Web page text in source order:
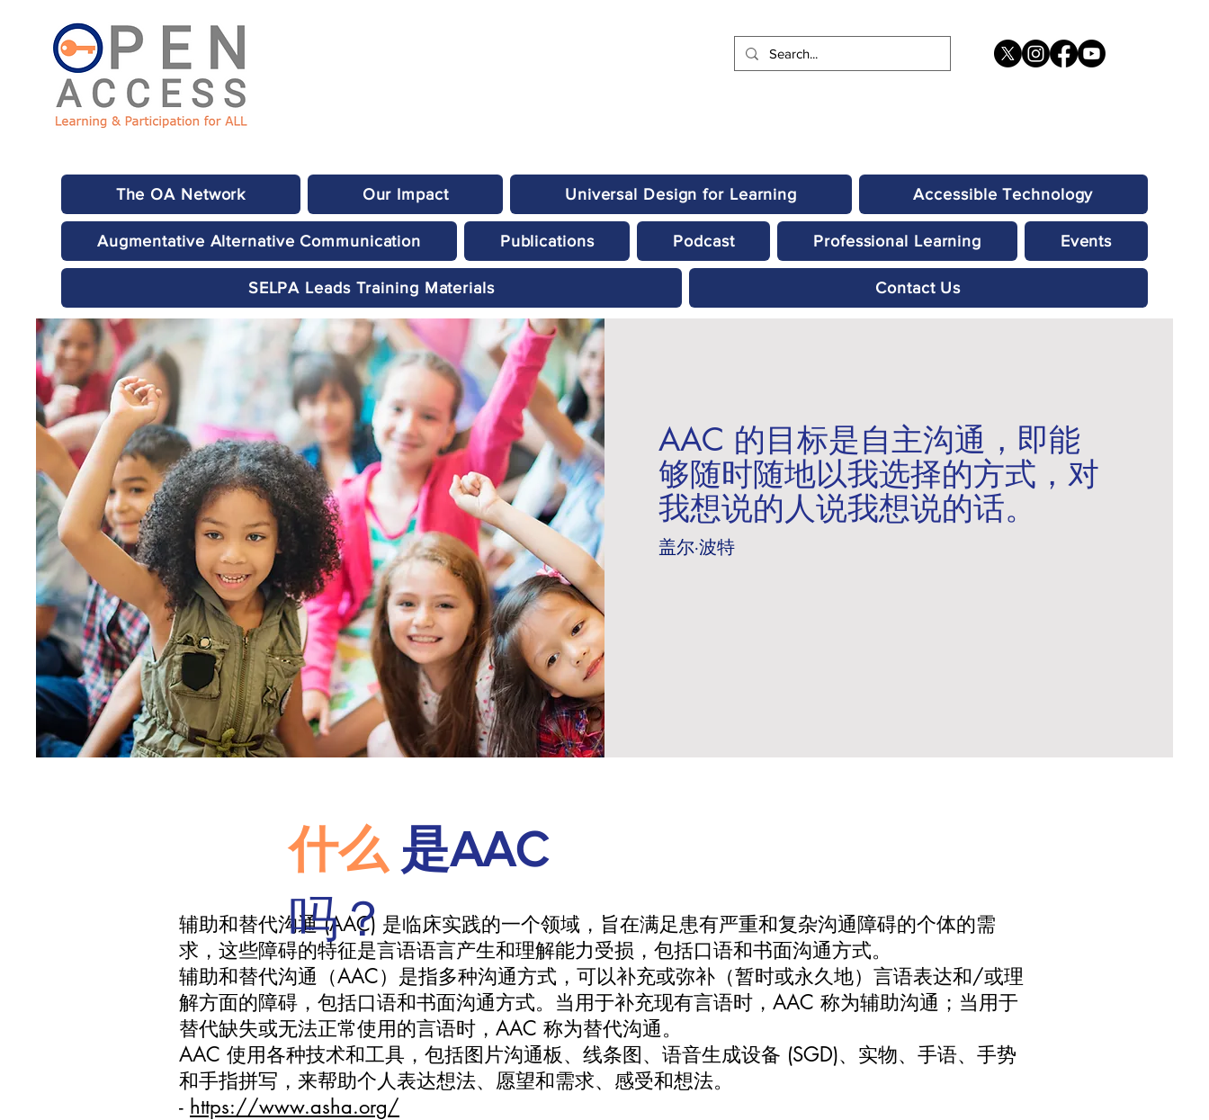
The OA Network Our Impact Universal Design for Learning Accessible Technology
Augmentative Alternative Communication Publications Podcast Professional Learning Events
SELPA Leads Training Materials Contact Us
AAC 的目标是自主沟通，即能
够随时随地以我选择的方式，对
我想说的人说我想说的话。
盖尔·波特
辅助和替代沟通 (AAC) 是临床实践的一个领域，旨在满足患有严重和复杂沟通障碍的个体的需
求，这些障碍的特征是言语语言产生和理解能力受损，包括口语和书面沟通方式。
辅助和替代沟通（AAC）是指多种沟通方式，可以补充或弥补（暂时或永久地）言语表达和/或理
解方面的障碍，包括口语和书面沟通方式。当用于补充现有言语时，AAC 称为辅助沟通；当用于
替代缺失或无法正常使用的言语时，AAC 称为替代沟通。
AAC 使用各种技术和工具，包括图片沟通板、线条图、语音生成设备 (SGD)、实物、手语、手势
和手指拼写，来帮助个人表达想法、愿望和需求、感受和想法。
- https://www.asha.org/
什么 是AAC
吗？